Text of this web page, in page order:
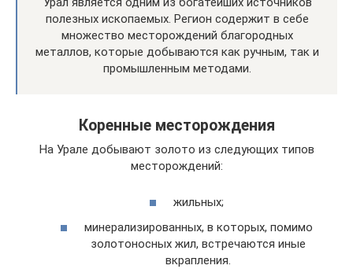
полезных ископаемых. Регион содержит в себе
множество месторождений благородных
металлов, которые добываются как ручным, так и
промышленным методами.
Коренные месторождения
На Урале добывают золото из следующих типов
месторождений:
жильных;
минерализированных, в которых, помимо
золотоносных жил, встречаются иные
вкрапления.